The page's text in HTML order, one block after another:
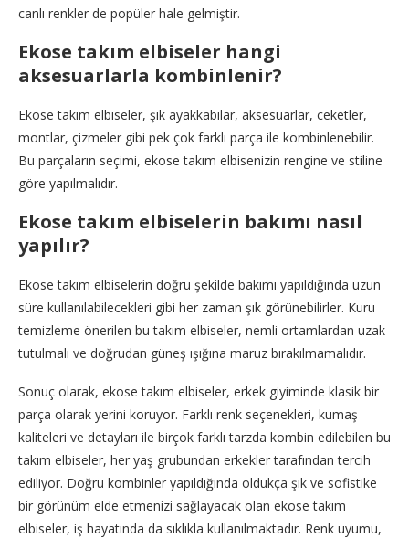
canlı renkler de popüler hale gelmiştir.
Ekose takım elbiseler hangi
aksesuarlarla kombinlenir?
Ekose takım elbiseler, şık ayakkabılar, aksesuarlar, ceketler,
montlar, çizmeler gibi pek çok farklı parça ile kombinlenebilir.
Bu parçaların seçimi, ekose takım elbisenizin rengine ve stiline
göre yapılmalıdır.
Ekose takım elbiselerin bakımı nasıl
yapılır?
Ekose takım elbiselerin doğru şekilde bakımı yapıldığında uzun
süre kullanılabilecekleri gibi her zaman şık görünebilirler. Kuru
temizleme önerilen bu takım elbiseler, nemli ortamlardan uzak
tutulmalı ve doğrudan güneş ışığına maruz bırakılmamalıdır.
Sonuç olarak, ekose takım elbiseler, erkek giyiminde klasik bir
parça olarak yerini koruyor. Farklı renk seçenekleri, kumaş
kaliteleri ve detayları ile birçok farklı tarzda kombin edilebilen bu
takım elbiseler, her yaş grubundan erkekler tarafından tercih
ediliyor. Doğru kombinler yapıldığında oldukça şık ve sofistike
bir görünüm elde etmenizi sağlayacak olan ekose takım
elbiseler, iş hayatında da sıklıkla kullanılmaktadır. Renk uyumu,